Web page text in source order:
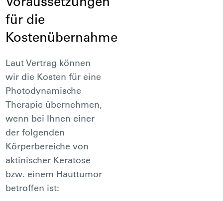
für die
Kostenübernahme
Laut Vertrag können
wir die Kosten für eine
Photodynamische
Therapie übernehmen,
wenn bei Ihnen einer
der folgenden
Körperbereiche von
aktinischer Keratose
bzw. einem Hauttumor
betroffen ist: